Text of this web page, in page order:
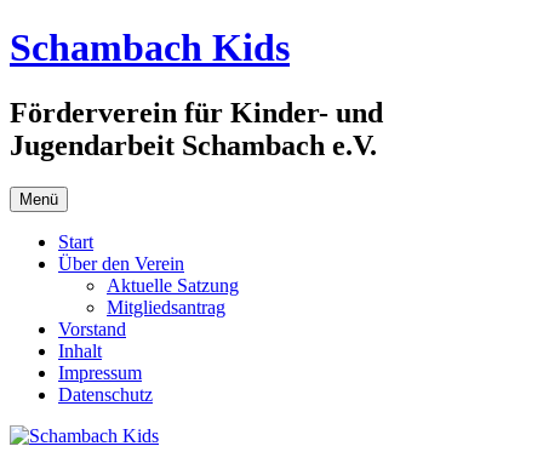
Zum
Inhalt
Schambach Kids
Förderverein für Kinder- und
Jugendarbeit Schambach e.V.
Menü
Start
Über den Verein
Aktuelle Satzung
Mitgliedsantrag
Vorstand
Inhalt
Impressum
Datenschutz